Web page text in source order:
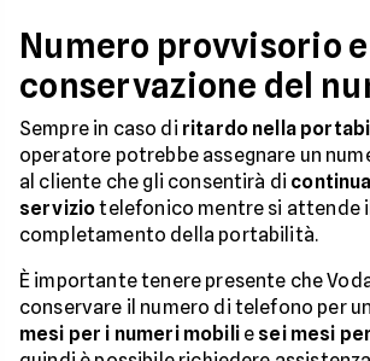
Numero provvisorio e
conservazione del
Sempre in caso di ritardo nella
operatore potrebbe assegnare un
al cliente che gli consentirà di
serviziotelefonico mentre si attende il
completamento della portabilità.
È importante tenere presente che
conservare il numero di telefono per
mesi per i numeri mobilie sei mesi